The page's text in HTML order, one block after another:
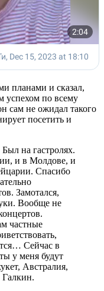
планами и сказал,
успехом по всему
сам не ожидал такого
посетить и
на гастролях.
и в Молдове, и
Спасибо
Замотался,
Вообще не
частные
Сейчас в
у меня будут
Австралия,